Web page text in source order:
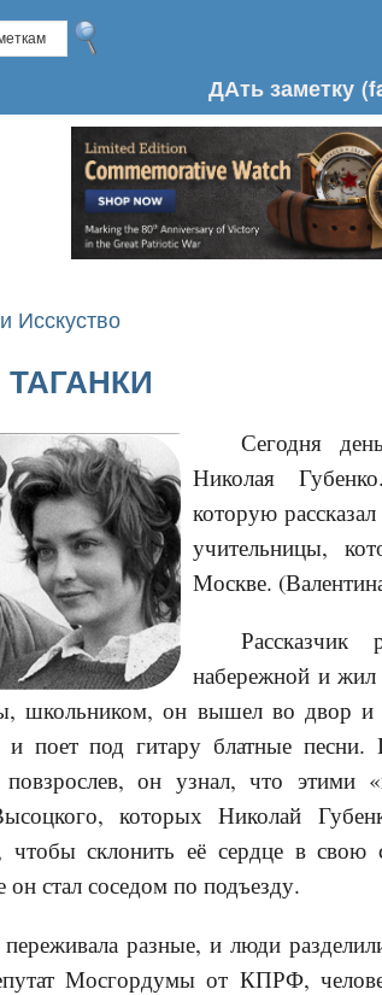
ДАть заметку
Исскуство
Сегодня
Николая
которую
учительницы,
Москве.
набережной и
школьником, он вышел во двор и
и поет под гитару блатные
повзрослев, он узнал, что этими
которых Николай
склонить её сердце в свою
он стал соседом по подъезду.
разные, и люди
Мосгордумы от КПРФ,